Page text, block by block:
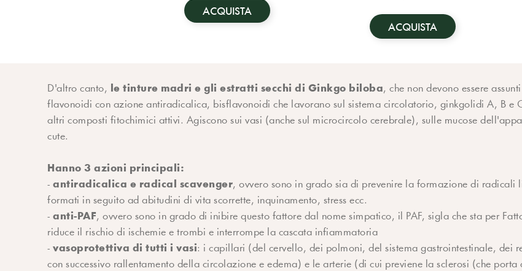
ACQUISTA
ACQUISTA
D'altro canto, le tinture madri e gli estratti secchi di Ginkgo biloba, che non devono essere
flavonoidi con azione antiradicalica, bisflavonoidi che lavorano sul sistema circolatorio, ginkgolidi A, B e
altri composti fitochimici attivi. Agiscono sui vasi (anche sul microcircolo cerebrale), sulle mucose
cute.
Hanno 3 azioni principali:
-antiradicalica e radical scavenger, ovvero sono in grado sia di prevenire la formazione di
formati in seguito ad abitudini di vita scorrette, inquinamento, stress ecc.
-anti-PAF, ovvero sono in grado di inibire questo fattore dal nome simpatico, il PAF, sigla che sta per
riduce il rischio di ischemie e trombi e interrompe la cascata infiammatoria
-vasoprotettiva di tutti i vasi: i capillari (del cervello, dei polmoni, del sistema gastrointestinale, dei
con successivo rallentamento della circolazione e edema) e le arterie (di cui previene la sclerosi (che